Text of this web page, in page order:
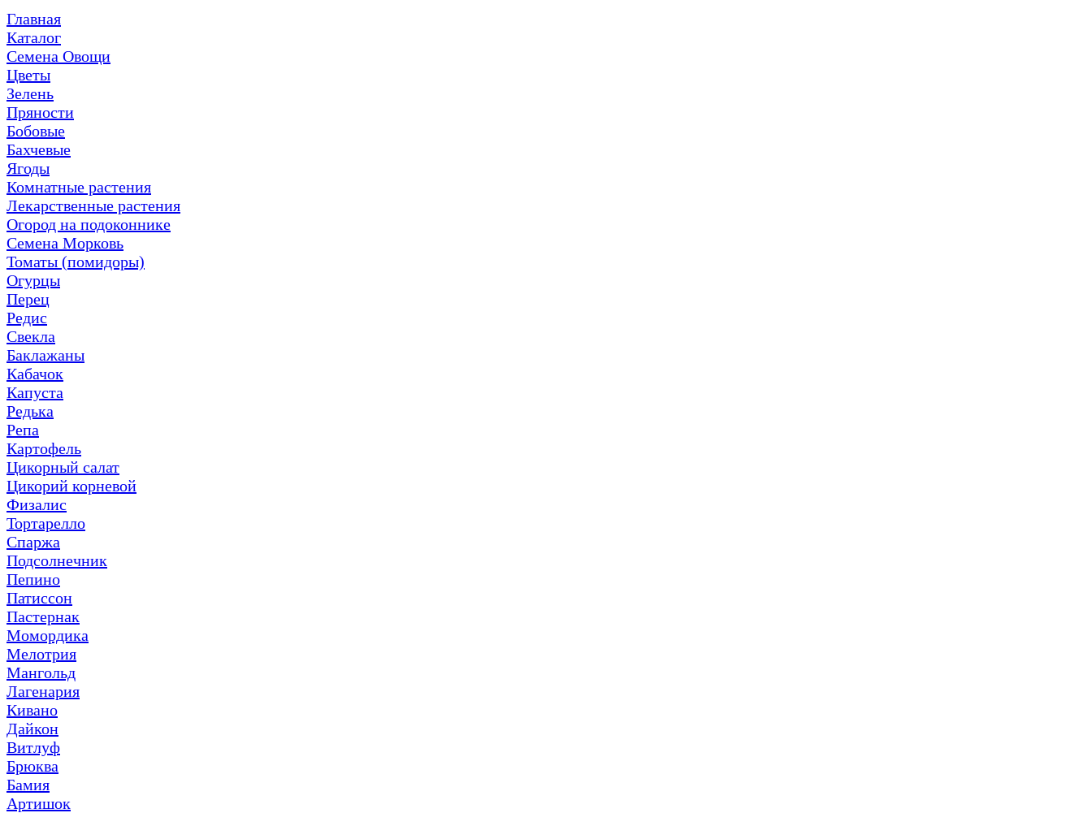
Главная
Каталог
Семена Овощи
Цветы
Зелень
Пряности
Бобовые
Бахчевые
Ягоды
Комнатные растения
Лекарственные растения
Огород на подоконнике
Семена Морковь
Томаты (помидоры)
Огурцы
Перец
Редис
Свекла
Баклажаны
Кабачок
Капуста
Редька
Репа
Картофель
Цикорный салат
Цикорий корневой
Физалис
Тортарелло
Спаржа
Подсолнечник
Пепино
Патиссон
Пастернак
Момордика
Мелотрия
Мангольд
Лагенария
Кивано
Дайкон
Витлуф
Брюква
Бамия
Артишок